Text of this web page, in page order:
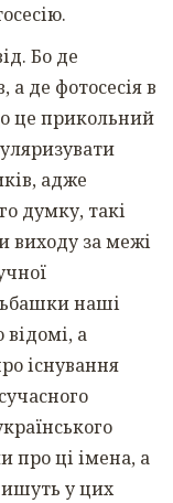
Бо де
а де фотосесія в
це прикольний
адже
думку, такі
виходу за межі
наші
а
існування
про ці імена, а
у цих